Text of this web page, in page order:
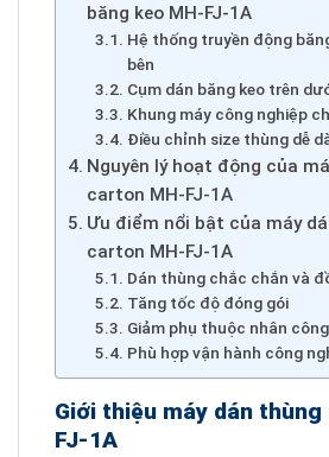
băng keo MH-FJ-1A
Hệ thống truyền động
bên
Cụm dán băng keo trên
Khung máy công nghiệp
Điều chỉnh size thùng dễ
Nguyên lý hoạt động của
carton MH-FJ-1A
Ưu điểm nổi bật của máy
carton MH-FJ-1A
Dán thùng chắc chắn và
Tăng tốc độ đóng gói
Giảm phụ thuộc nhân công
Phù hợp vận hành công
Giới thiệu máy dán
FJ-1A